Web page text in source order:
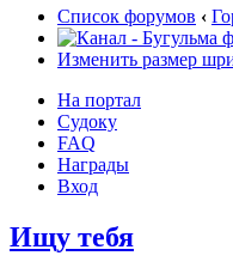
Список форумов ‹
Изменить размер
На портал
Судоку
FAQ
Награды
Вход
Ищу тебя